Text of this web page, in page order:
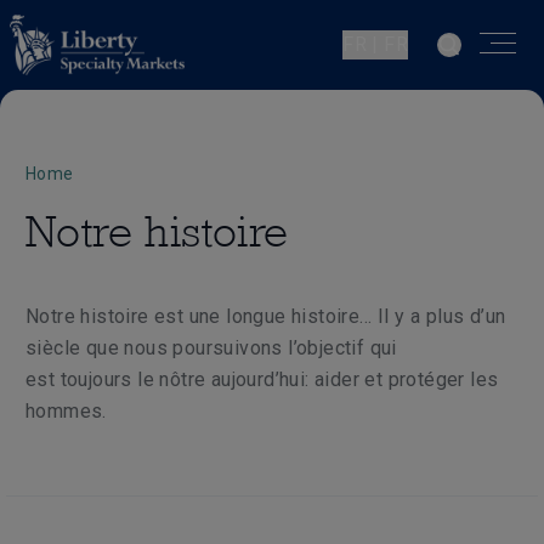
Home
Notre histoire
Notre histoire est une longue histoire… Il y a plus d’un
siècle que nous poursuivons l’objectif qui
est toujours le nôtre aujourd’hui: aider et protéger les
hommes.